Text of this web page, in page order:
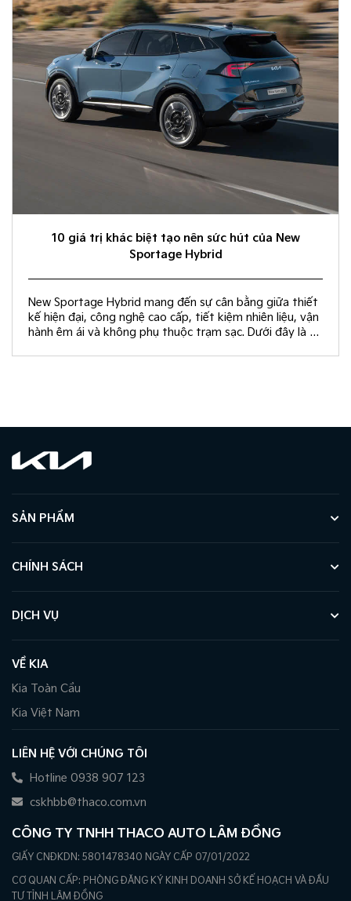
10 giá trị khác biệt tạo nên sức hút của New
Sportage Hybrid
New Sportage Hybrid mang đến sự cân bằng giữa thiết
kế hiện đại, công nghệ cao cấp, tiết kiệm nhiên liệu, vận
hành êm ái và không phụ thuộc trạm sạc. Dưới đây là 10
SẢN PHẨM
CHÍNH SÁCH
DỊCH VỤ
VỀ KIA
Kia Toàn Cầu
Kia Việt Nam
LIÊN HỆ VỚI CHÚNG TÔI
Hotline 0938 907 123
cskhbb@thaco.com.vn
CÔNG TY TNHH THACO AUTO LÂM ĐỒNG
GIẤY CNĐKDN: 5801478340 NGÀY CẤP 07/01/2022
CƠ QUAN CẤP: PHÒNG ĐĂNG KÝ KINH DOANH SỞ KẾ HOẠCH VÀ ĐẦU
TƯ TỈNH LÂM ĐỒNG